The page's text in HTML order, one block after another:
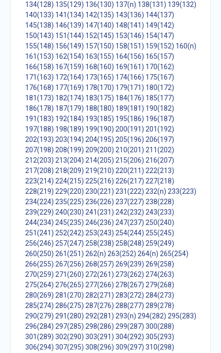
134(128) 135(129) 136(130) 137(n) 138(131) 139(132)
140(133) 141(134) 142(135) 143(136) 144(137)
145(138) 146(139) 147(140) 148(141) 149(142)
150(143) 151(144) 152(145) 153(146) 154(147)
155(148) 156(149) 157(150) 158(151) 159(152) 160(n)
161(153) 162(154) 163(155) 164(156) 165(157)
166(158) 167(159) 168(160) 169(161) 170(162)
171(163) 172(164) 173(165) 174(166) 175(167)
176(168) 177(169) 178(170) 179(171) 180(172)
181(173) 182(174) 183(175) 184(176) 185(177)
186(178) 187(179) 188(180) 189(181) 190(182)
191(183) 192(184) 193(185) 195(186) 196(187)
197(188) 198(189) 199(190) 200(191) 201(192)
202(193) 203(194) 204(195) 205(196) 206(197)
207(198) 208(199) 209(200) 210(201) 211(202)
212(203) 213(204) 214(205) 215(206) 216(207)
217(208) 218(209) 219(210) 220(211) 222(213)
223(214) 224(215) 225(216) 226(217) 227(218)
228(219) 229(220) 230(221) 231(222) 232(n) 233(223)
234(224) 235(225) 236(226) 237(227) 238(228)
239(229) 240(230) 241(231) 242(232) 243(233)
244(234) 245(235) 246(236) 247(237) 250(240)
251(241) 252(242) 253(243) 254(244) 255(245)
256(246) 257(247) 258(238) 258(248) 259(249)
260(250) 261(251) 262(n) 263(252) 264(n) 265(254)
266(255) 267(256) 268(257) 269(239) 269(258)
270(259) 271(260) 272(261) 273(262) 274(263)
275(264) 276(265) 277(266) 278(267) 279(268)
280(269) 281(270) 282(271) 283(272) 284(273)
285(274) 286(275) 287(276) 288(277) 289(278)
290(279) 291(280) 292(281) 293(n) 294(282) 295(283)
296(284) 297(285) 298(286) 299(287) 300(288)
301(289) 302(290) 303(291) 304(292) 305(293)
306(294) 307(295) 308(296) 309(297) 310(298)